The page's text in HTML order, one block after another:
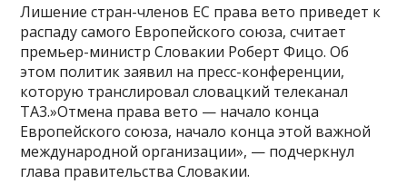
Лишение стран-членов ЕС права вето приведет к
распаду самого Европейского союза, считает
премьер-министр Словакии Роберт Фицо. Об
этом политик заявил на пресс-конференции,
которую транслировал словацкий телеканал
ТА3.»Отмена права вето — начало конца
Европейского союза, начало конца этой важной
международной организации», — подчеркнул
глава правительства Словакии.